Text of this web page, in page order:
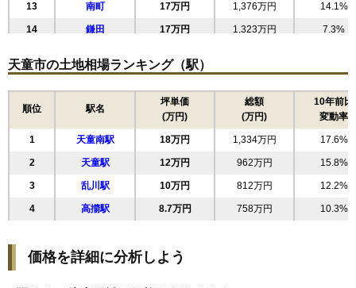
13 南町 17万円 1,376万円 14.1%
14 鎌田 17万円 1,323万円 7.3%
16 芳賀 17万円 1,748万円 15.7%
17万円 1,413万円 14.6%
17万円 1,457万円 13.6%
19 南小畑 16万円 1,556万円 5.7%
20 東長岡 16万円 1,213万円 13.5%
21 老野森 16万円 1,210万円 5.7%
22 鎌田本町 16万円 1,626万円 14.9%
24 糠塚 16万円
天童市の土地相場ランキング（駅）
順位 駅名
坪単価
(万円)
総額
(万円)
10年前比
変動率
1 天童南駅 18万円 1,334万円 17.6%
2 天童駅 12万円 962万円 15.8%
3 乱川駅 10万円 812万円 12.2%
4 高擶駅 8.7万円 758万円 10.3%
価格を詳細に分析しよう